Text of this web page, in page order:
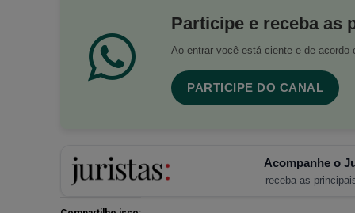
Participe e receba as
Ao entrar você está ciente e de
PARTICIPE DO CANAL
Acompanhe o
receba as